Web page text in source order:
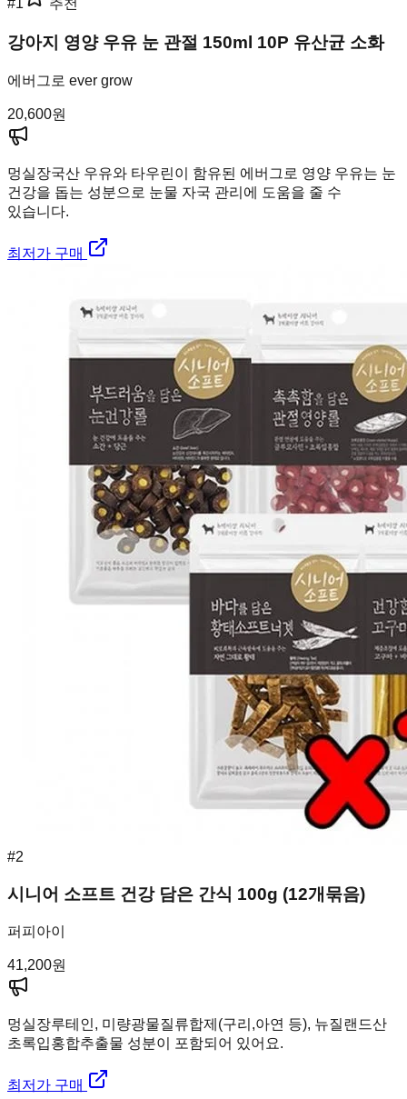
#1 추천
강아지 영양 우유 눈 관절 150ml 10P 유산균 소화
에버그로 ever grow
20,600원
멍실장국산 우유와 타우린이 함유된 에버그로 영양 우유는 눈
건강을 돕는 성분으로 눈물 자국 관리에 도움을 줄 수
있습니다.
최저가 구매
#2
시니어 소프트 건강 담은 간식 100g (12개묶음)
퍼피아이
41,200원
멍실장루테인, 미량광물질류합제(구리,아연 등), 뉴질랜드산
초록입홍합추출물 성분이 포함되어 있어요.
최저가 구매